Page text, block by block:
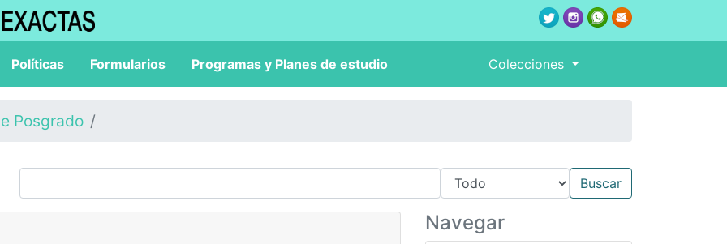
Políticas Formularios Programas y Planes de estudio Colecciones
Posgrado
Navegar